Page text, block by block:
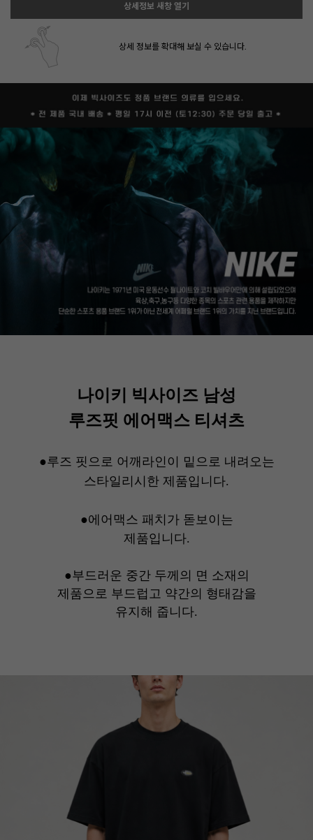
상세정보 새창 열기
상세 정보를 확대해 보실 수 있습니다.
나이키 빅사이즈 남성
루즈핏 에어맥스 티셔츠
●루즈 핏으로 어깨라인이 밑으로 내려오는
스타일리시한 제품입니다.
●에어맥스 패치가 돋보이는
제품입니다.
●부드러운 중간 두께의 면 소재의
제품으로 부드럽고 약간의 형태감을
유지해 줍니다.